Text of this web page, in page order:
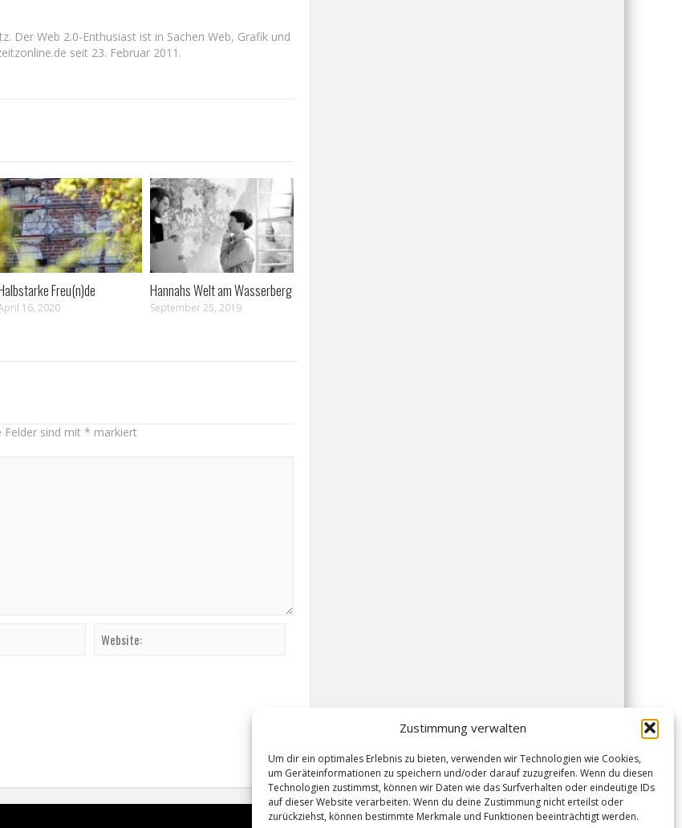
Zustimmung verwalten
Um dir ein optimales Erlebnis zu bieten, verwenden wir Technologien wie Cookies,
um Geräteinformationen zu speichern und/oder darauf zuzugreifen. Wenn du diesen
Technologien zustimmst, können wir Daten wie das Surfverhalten oder eindeutige IDs
auf dieser Website verarbeiten. Wenn du deine Zustimmung nicht erteilst oder
zurückziehst, können bestimmte Merkmale und Funktionen beeinträchtigt werden.
Der Web 2.0-Enthusiast ist in Sachen Web, Grafik und
seit 23. Februar 2011.
Freu(n)de
16, 2020
Hannahs Welt am Wasserberg
September 25, 2019
Felder sind mit * markiert